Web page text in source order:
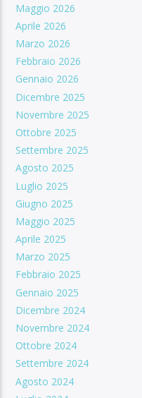
Maggio 2026
Aprile 2026
Marzo 2026
Febbraio 2026
Gennaio 2026
Dicembre 2025
Novembre 2025
Ottobre 2025
Settembre 2025
Agosto 2025
Luglio 2025
Giugno 2025
Maggio 2025
Aprile 2025
Marzo 2025
Febbraio 2025
Gennaio 2025
Dicembre 2024
Novembre 2024
Ottobre 2024
Settembre 2024
Agosto 2024